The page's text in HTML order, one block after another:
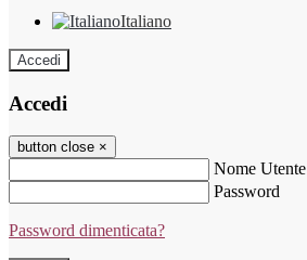
Italiano
Accedi
Accedi
button close ×
Nome Utente
Password
Password dimenticata?